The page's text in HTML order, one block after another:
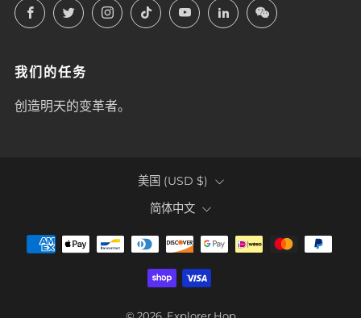
FacebookTwitterInstagram
TikTokYouTubeLinkedInLinkedIn
我们的任务
创造明天的变革者。
COUNTRY
美国 (USD $)
LANGUAGE
简体中文